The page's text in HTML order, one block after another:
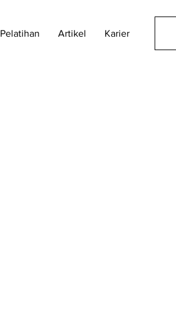
Pelatihan Artikel Karier